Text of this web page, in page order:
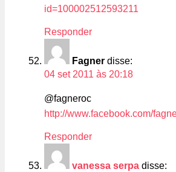
id=100002512593211
Responder
Fagner disse:
04 set 2011 às 20:18
@fagneroc
http://www.facebook.com/
Responder
vanessa serpa disse: